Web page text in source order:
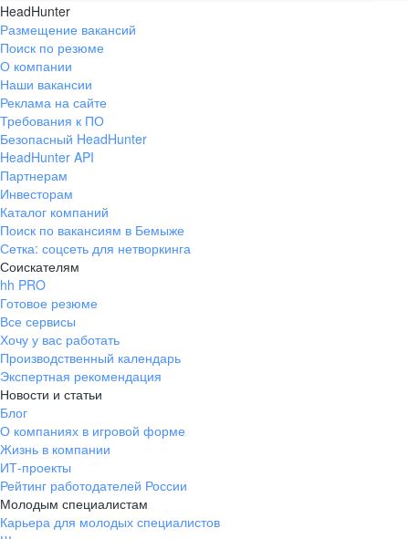
HeadHunter
Размещение вакансий
Поиск по резюме
О компании
Наши вакансии
Реклама на сайте
Требования к ПО
Безопасный HeadHunter
HeadHunter API
Партнерам
Инвесторам
Каталог компаний
Поиск по вакансиям в Бемыже
Сетка: соцсеть для нетворкинга
Соискателям
hh PRO
Готовое резюме
Все сервисы
Хочу у вас работать
Производственный календарь
Экспертная рекомендация
Новости и статьи
Блог
О компаниях в игровой форме
Жизнь в компании
ИТ-проекты
Рейтинг работодателей России
Молодым специалистам
Карьера для молодых специалистов